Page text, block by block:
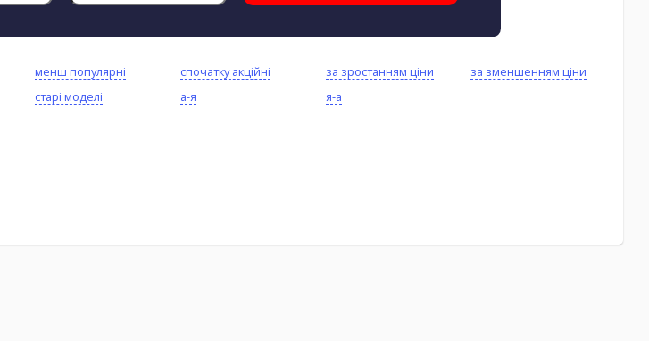
менш популярні спочатку акційні за зростанням ціни
за зменшенням ціни
старі моделі а-я я-а